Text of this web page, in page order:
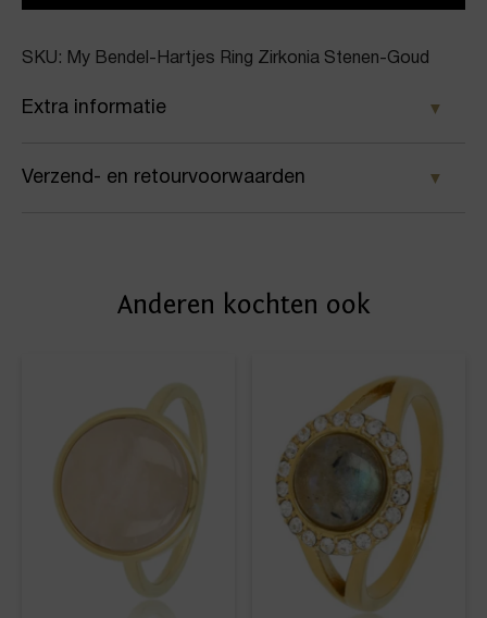
SKU: My Bendel-Hartjes Ring Zirkonia Stenen-Goud
Extra informatie
Kleur
Product stijl
Ringen
Verzend- en retourvoorwaarden
afleveradres. Voor geplaatste bestellingen geldt bij
Anderen kochten ook